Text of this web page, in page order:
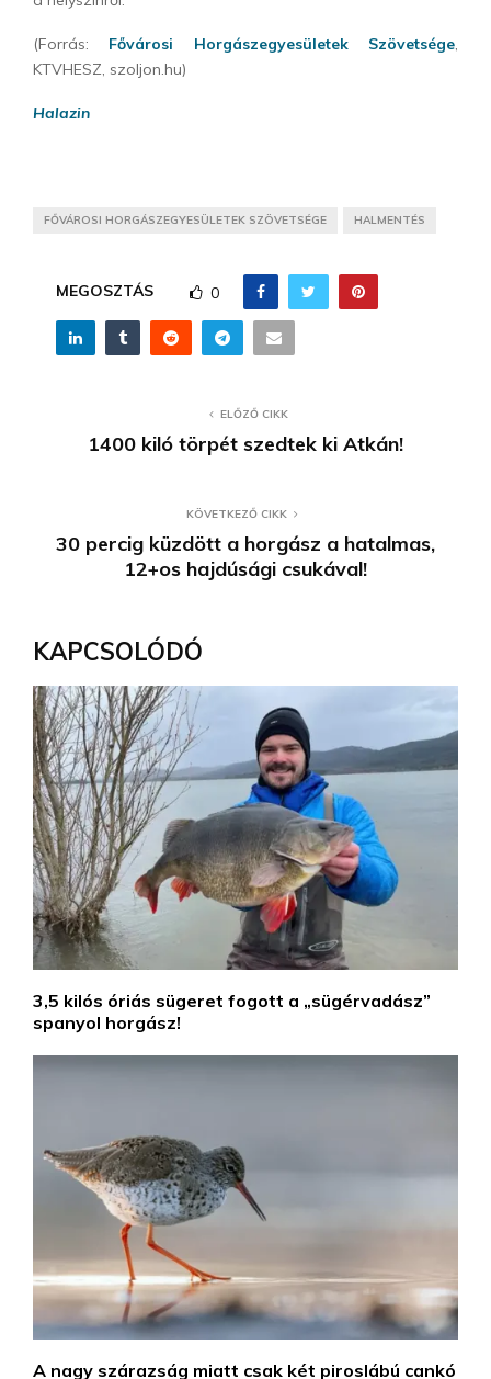
(Forrás: Fővárosi Horgászegyesületek Szövetsége,
KTVHESZ, szoljon.hu)
Halazin
FŐVÁROSI HORGÁSZEGYESÜLETEK SZÖVETSÉGE HALMENTÉS
MEGOSZTÁS 0
ELŐZŐ CIKK
1400 kiló törpét szedtek ki Atkán!
KÖVETKEZŐ CIKK
30 percig küzdött a horgász a hatalmas,
12+os hajdúsági csukával!
KAPCSOLÓDÓ
3,5 kilós óriás sügeret fogott a „sügérvadász”
spanyol horgász!
A nagy szárazság miatt csak két piroslábú cankó